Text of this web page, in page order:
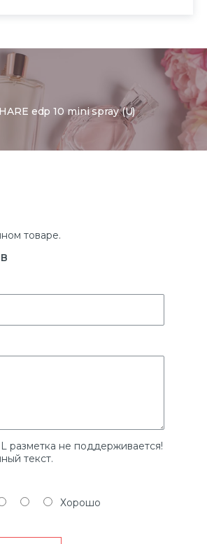
edp 10 mini spray (U)
товаре.
разметка не поддерживается!
текст.
Хорошо